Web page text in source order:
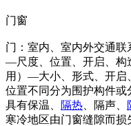
门窗
门：室内、室内外交通联
—尺度、位置、开启、构
用）—大小、形式、开启
位置不同分为围护构件或
具有保温、
隔热 、隔声、
寒冷地区由门窗缝隙而损